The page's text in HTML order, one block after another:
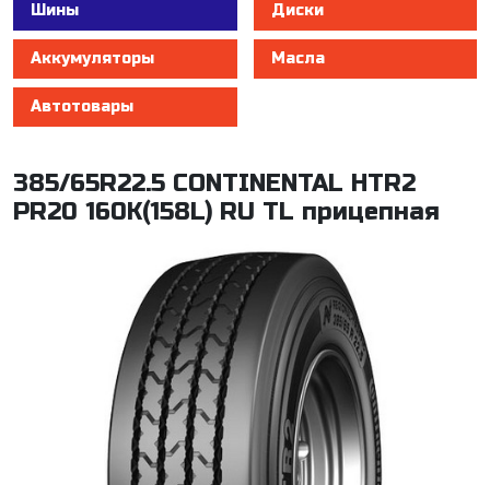
Шины Диски
Аккумуляторы Масла
Автотовары
385/65R22.5 CONTINENTAL HTR2
PR20 160K(158L) RU TL прицепная